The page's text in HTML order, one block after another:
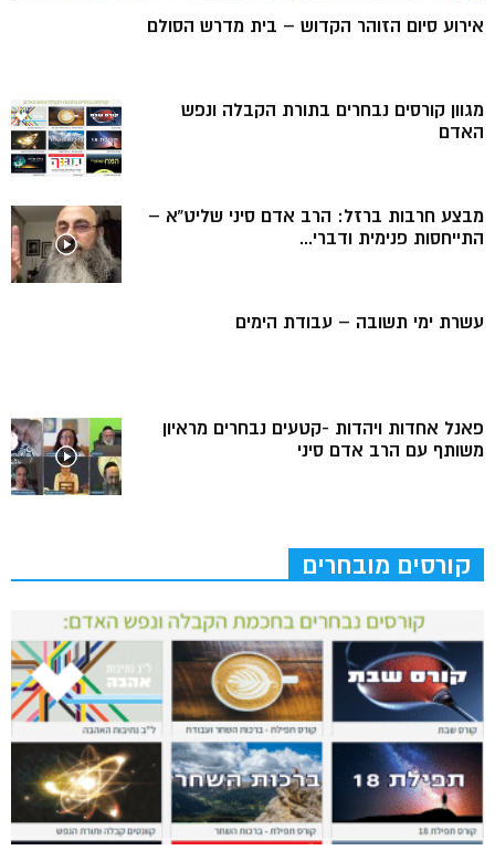
אירוע סיום הזוהר הקדוש – בית מדרש הסולם
מגוון קורסים נבחרים בתורת הקבלה ונפש
האדם
מבצע חרבות ברזל: הרב אדם סיני שליט”א –
התייחסות פנימית ודברי...
עשרת ימי תשובה – עבודת הימים
פאנל אחדות ויהדות -קטעים נבחרים מראיון
משותף עם הרב אדם סיני
קורסים מובחרים